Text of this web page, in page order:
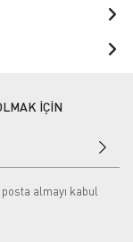
İÇİN
almayı kabul